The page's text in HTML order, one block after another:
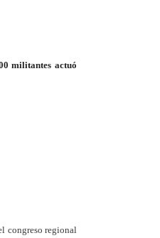
militantes actuó
congreso regional